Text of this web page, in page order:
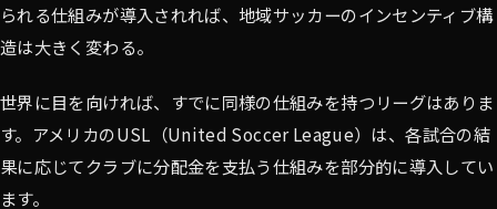
られる仕組みが導入されれば、地域サッカーのインセンティブ構
造は大きく変わる。
世界に目を向ければ、すでに同様の仕組みを持つリーグはありま
す。アメリカのUSL（United Soccer League）は、各試合の結
果に応じてクラブに分配金を支払う仕組みを部分的に導入してい
ます。